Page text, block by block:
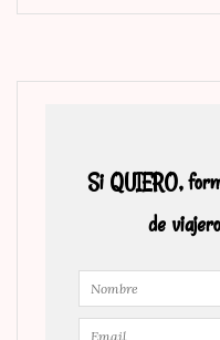
Si QUIERO,
de